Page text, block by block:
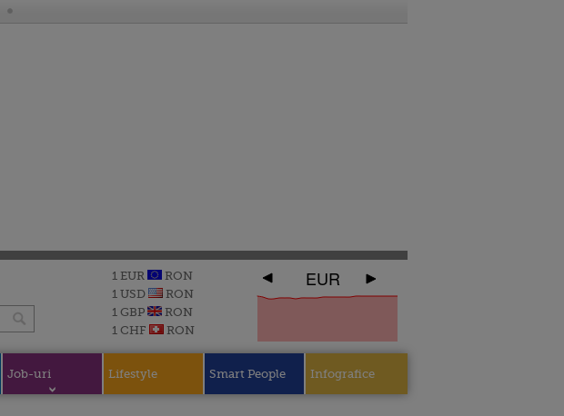
1 EUR
RON
1 USD
RON
1 GBP
RON
1 CHF
RON
EUR
Job-uri Lifestyle Smart People Infografice